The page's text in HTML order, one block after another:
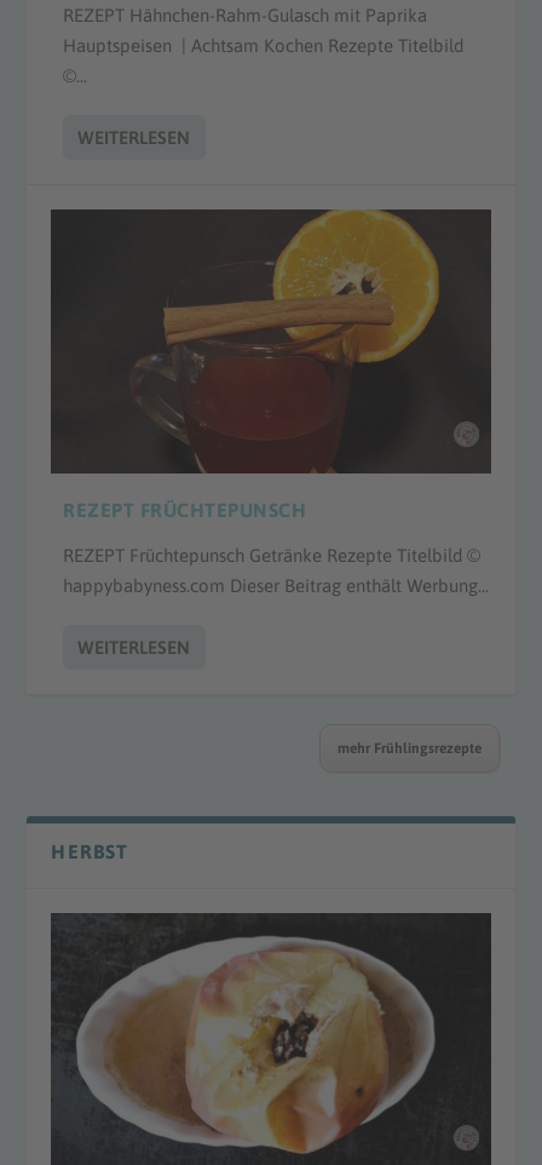
REZEPT Hähnchen-Rahm-Gulasch mit Paprika
Hauptspeisen | Achtsam Kochen Rezepte Titelbild
©...
WEITERLESEN
REZEPT FRÜCHTEPUNSCH
REZEPT Früchtepunsch Getränke Rezepte Titelbild ©
happybabyness.com Dieser Beitrag enthält Werbung...
WEITERLESEN
mehr Frühlingsrezepte
HERBST